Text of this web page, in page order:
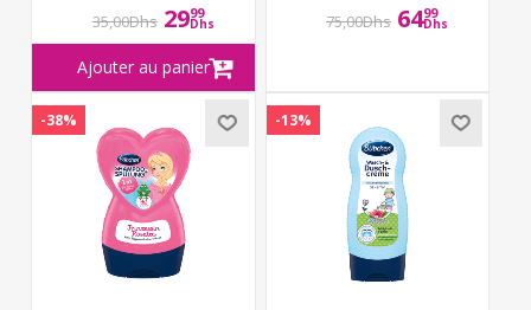
35,00Dhs 2999
Dhs 75,00Dhs 6499
Dhs
-38% -13%